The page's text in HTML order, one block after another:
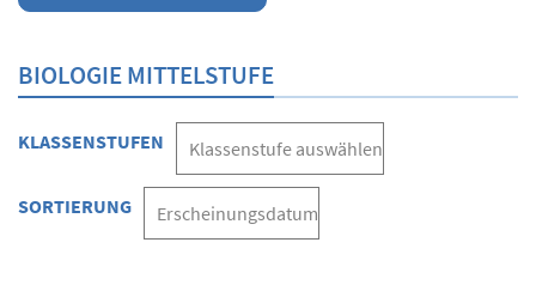
BIOLOGIE MITTELSTUFE
KLASSENSTUFEN
SORTIERUNG